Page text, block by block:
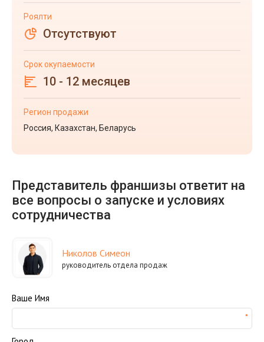
Роялти
Отсутствуют
Срок окупаемости
10 - 12 месяцев
Регион продажи
Россия, Казахстан, Беларусь
Представитель франшизы ответит на
все вопросы о запуске и условиях
сотрудничества
Николов Симеон
руководитель отдела продаж
Ваше Имя